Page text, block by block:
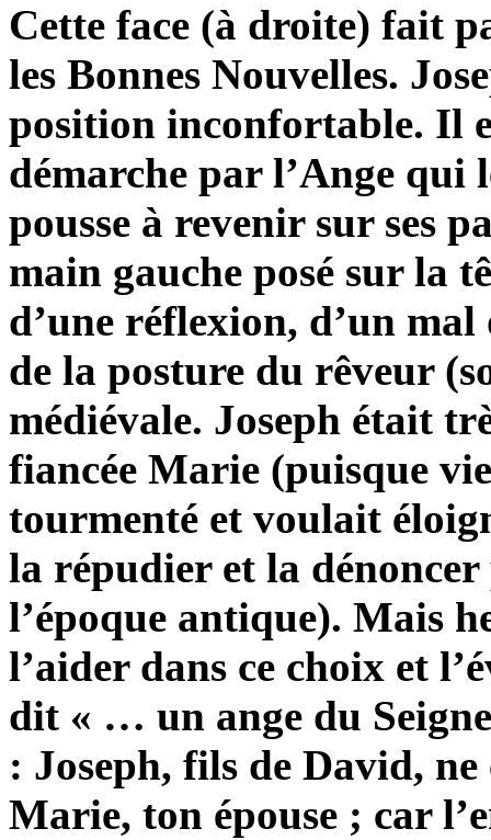
Cette face (à droite) fait
les Bonnes Nouvelles.
position inconfortable. Il
démarche par l’Ange qui
pousse à revenir sur ses
main gauche posé sur la
d’une réflexion, d’un
de la posture du rêveur
médiévale. Joseph était
fiancée Marie (puisque
tourmenté et voulait
la répudier et la
l’époque antique). Mais
l’aider dans ce choix et
dit « … un ange du
: Joseph, fils de David,
Marie, ton épouse ; car